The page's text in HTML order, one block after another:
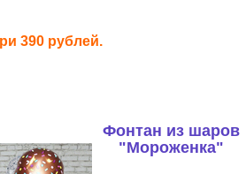
390 рублей.
Фонтан из шаров
"Мороженка"